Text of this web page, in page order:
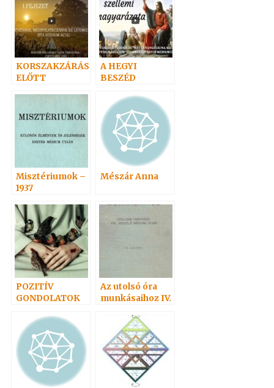
KORSZAKZÁRÁS
ELŐTT
A HEGYI
BESZÉD
MAGYARÁZATA
Misztériumok –
1937
Mészár Anna
POZITÍV
GONDOLATOK
Az utolsó óra
munkásaihoz IV.